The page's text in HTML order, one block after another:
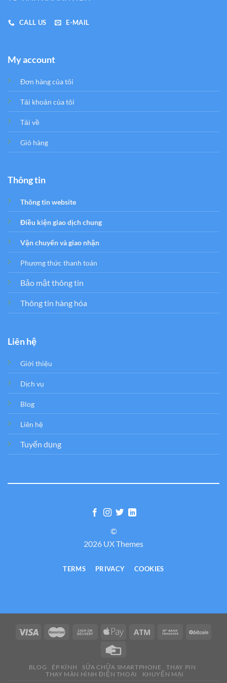
CALL US E-MAIL
My account
Đơn hàng của tôi
Tải khoản của tôi
Tải về
Giỏ hàng
Thông tin
Thông tin website
Điều kiện giao dịch chung
Vận chuyển và giao nhận
Phương thức thanh toán
Bảo mật thông tin
Thông tin hàng hóa
Liên hệ
Giới thiệu
Dịch vụ
Blog
Liên hệ
Tuyển dụng
©
2026 UX Themes
TERMS PRIVACY COOKIES
BLOG ÉP KÍNH SỬA CHỮA SMARTPHONE
THAY PIN
THAY MÀN HÌNH ĐIỆN THOẠI
KHUYẾN MẠI